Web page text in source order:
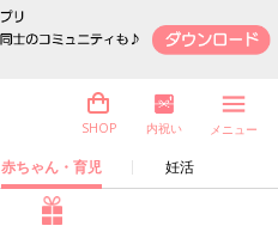
赤ちゃん・育児 妊活
SHOP 内祝い メニュー